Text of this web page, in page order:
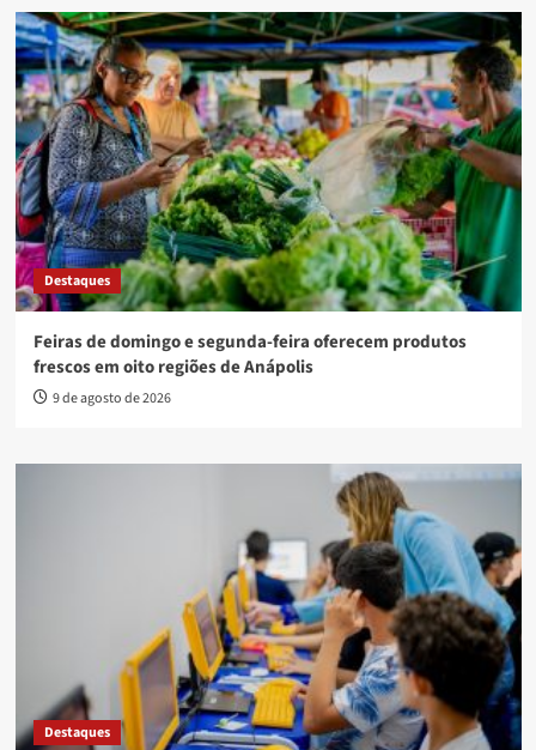
Destaques
Feiras de domingo e segunda-feira oferecem produtos
frescos em oito regiões de Anápolis
9 de agosto de 2026
Destaques